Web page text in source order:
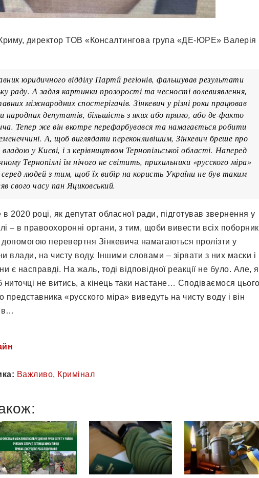
директор ТОВ «Консалтингова група «ДЕ-ЮРЕ» Валерія
юридичного відділу Партії регіонів, фальшував результати
раду. А задля картинки прозорості та чесності волевиявлення,
міжнародних спостерігачів. Зінкевич у різні роки працював
народних депутатів, більшість з яких або прямо, або де-факто
Тепер же він вкотре перефарбувався та намагається робити
А, щоб виглядати переконливішим, Зінкевич бреше про
у Києві, і з керівництвом Тернопільської області. Наперед
Тернопіллі їм нічого не світить, прихильники «русского міра»
людей з тим, щоб їх вибір на користь України не був таким
свого часу пан Яциковський.
2020 році, як депутат обласної ради, підготував звернення у
– в правоохоронні органи, з тим, щоби вивести всіх
допомогою перевертня Зінкевича намагаються пролізти у
влади, на чисту воду. Іншими словами – зірвати з них маски і
є насправді. На жаль, тоді відповідної реакції не було. Але,
ниточці не витись, а кінець таки настане… Сподіваємося цього
представника «русского міра» виведуть на чисту воду і він
Важливо, Кримінал